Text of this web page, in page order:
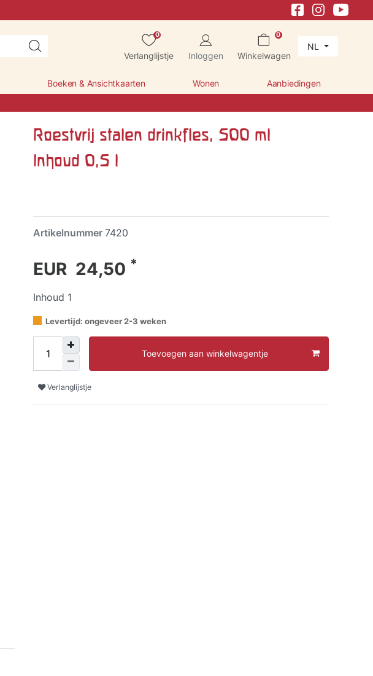
0
Verlanglijstje Inloggen
0
Winkelwagen
NL
Boeken & Ansichtkaarten Wonen Aanbiedingen
Roestvrij stalen drinkfles, 500 ml
Inhoud 0,5 l
Artikelnummer 7420
EUR 24,50 *
Inhoud 1
Levertijd: ongeveer 2-3 weken
Toevoegen aan winkelwagentje
Verlanglijstje